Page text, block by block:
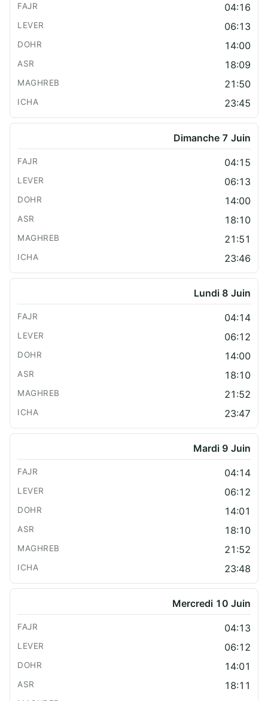
04:16
06:13
14:00
18:09
21:50
23:45
Dimanche 7 Juin
04:15
06:13
14:00
18:10
21:51
23:46
Lundi 8 Juin
04:14
06:12
14:00
18:10
21:52
23:47
Mardi 9 Juin
04:14
06:12
14:01
18:10
21:52
23:48
Mercredi 10 Juin
04:13
06:12
14:01
18:11